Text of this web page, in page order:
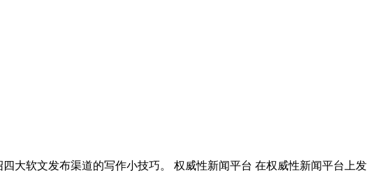
大软文发布渠道的写作小技巧。 权威性新闻平台 在权威性新闻平台上发